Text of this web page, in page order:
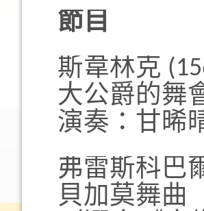
節目
斯韋林克
大公爵的舞
演奏：甘晞
弗雷斯科巴
貝加莫舞曲